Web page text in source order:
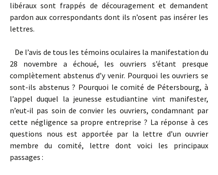
libéraux sont frappés de découragement et demandent
pardon aux correspondants dont ils n’osent pas insérer les
lettres.
De l’avis de tous les témoins oculaires la manifestation du
28 novembre a échoué, les ouvriers s’étant presque
complètement abstenus d’y venir. Pourquoi les ouvriers se
sont-ils abstenus ? Pourquoi le comité de Pétersbourg, à
l’appel duquel la jeunesse estudiantine vint manifester,
n’eut‑il pas soin de convier les ouvriers, condamnant par
cette négligence sa propre entreprise ? La réponse à ces
questions nous est apportée par la lettre d’un ouvrier
membre du comité, lettre dont voici les principaux
passages :